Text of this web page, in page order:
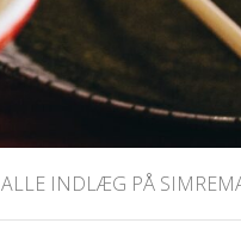
ALLE INDLÆG PÅ